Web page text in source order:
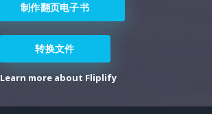
制作翻页电子书
转换文件
Learn more about Fliplify